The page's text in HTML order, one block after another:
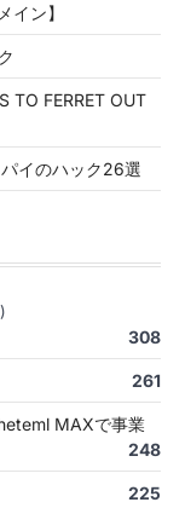
イン】
TO FERRET OUT
イのハック26選
308
261
MAXで事業
248
225